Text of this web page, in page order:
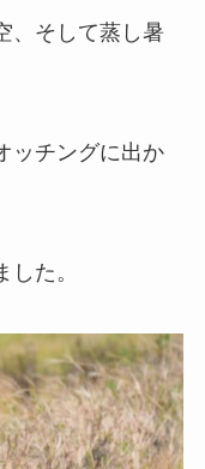
、そして蒸し暑
ッチングに出か
た。